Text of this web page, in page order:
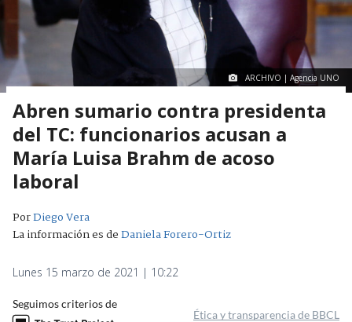
ARCHIVO | Agencia UNO
Abren sumario contra presidenta
del TC: funcionarios acusan a
María Luisa Brahm de acoso
laboral
PorDiego Vera
La información es deDaniela Forero-Ortiz
Lunes 15 marzo de 2021 | 10:22
Seguimos criterios de
Ética y transparencia de BBCL